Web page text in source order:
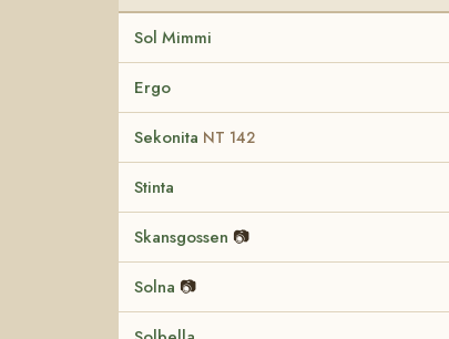
Sol Mimmi
Ergo
Sekonita NT 142
Stinta
Skansgossen 📷
Solna 📷